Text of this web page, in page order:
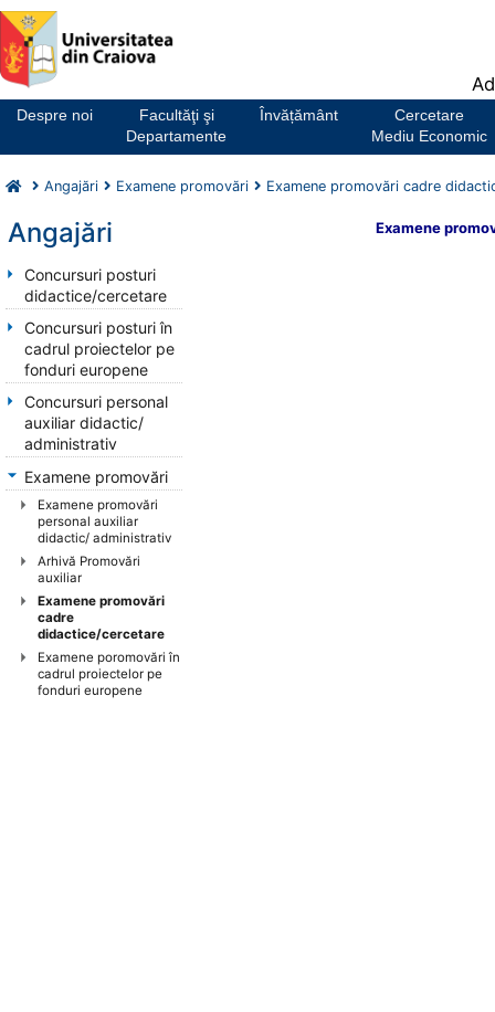
Notă:
Acest
website
un
sistem
accesibilitate.
Despre noi
Facultăţi şi
Departamente
Învățământ
Cercetare
Mediu Economic
Angajări Examene promovări Examene promovări cadre
Angajări
Concursuri posturi
didactice/cercetare
Concursuri posturi în
cadrul proiectelor pe
fonduri europene
Concursuri personal
auxiliar didactic/
administrativ
Examene promovări
Examene promovări
personal auxiliar
didactic/ administrativ
Arhivă Promovări
auxiliar
Examene promovări
cadre
didactice/cercetare
Examene poromovări în
cadrul proiectelor pe
fonduri europene
Examene